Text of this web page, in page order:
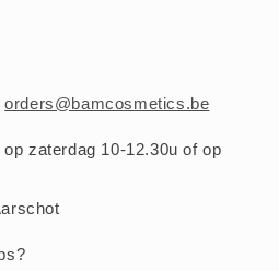
orders@bamcosmetics.be
zaterdag 10-12.30u of op